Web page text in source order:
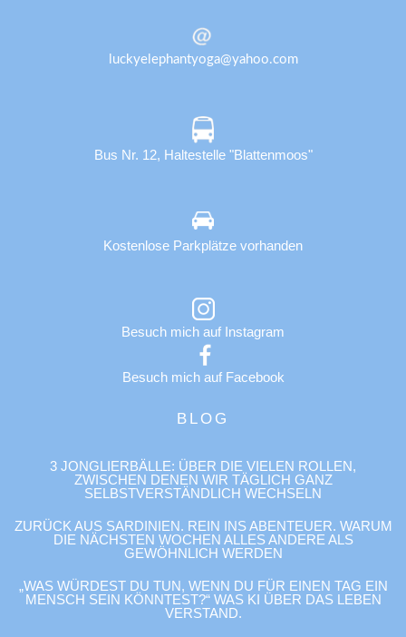
luckyelephantyoga@yahoo.com
Bus Nr. 12, Haltestelle "Blattenmoos"
Kostenlose Parkplätze vorhanden
Besuch mich auf Instagram
Besuch mich auf Facebook
BLOG
3 JONGLIERBÄLLE: ÜBER DIE VIELEN ROLLEN,
ZWISCHEN DENEN WIR TÄGLICH GANZ
SELBSTVERSTÄNDLICH WECHSELN
ZURÜCK AUS SARDINIEN. REIN INS ABENTEUER. WARUM
DIE NÄCHSTEN WOCHEN ALLES ANDERE ALS
GEWÖHNLICH WERDEN
„WAS WÜRDEST DU TUN, WENN DU FÜR EINEN TAG EIN
MENSCH SEIN KÖNNTEST?“ WAS KI ÜBER DAS LEBEN
VERSTAND.